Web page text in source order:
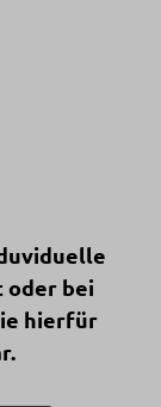
oder bei
hierfür